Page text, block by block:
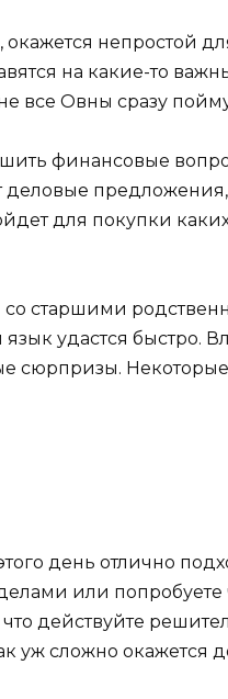
непростой
на какие-то
все Овны сразу
финансовые
деловые
для покупки
старшими
удастся быстро.
сюрпризы.
день отлично
или попробуете
действуйте
уж сложно окажется